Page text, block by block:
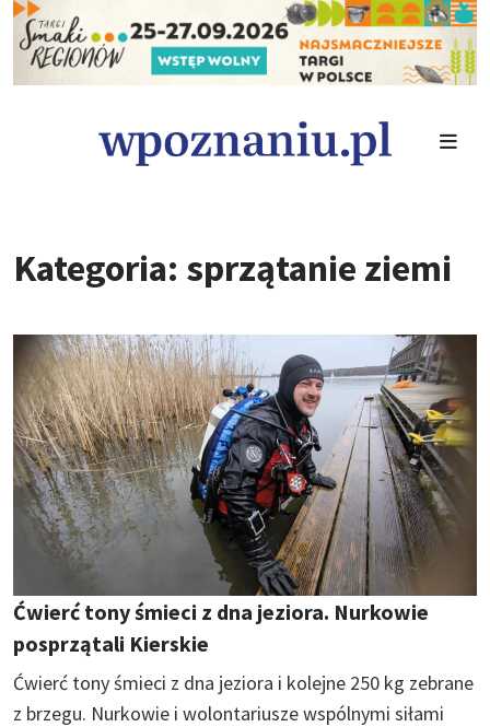
Kategoria: sprzątanie ziemi
Ćwierć tony śmieci z dna jeziora. Nurkowie
posprzątali Kierskie
Ćwierć tony śmieci z dna jeziora i kolejne 250 kg zebrane
z brzegu. Nurkowie i wolontariusze wspólnymi siłami